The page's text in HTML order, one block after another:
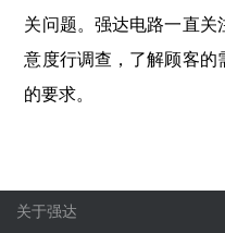
关问题。强达电路一直关
意度行调查，了解顾客的
的要求。
关于强达